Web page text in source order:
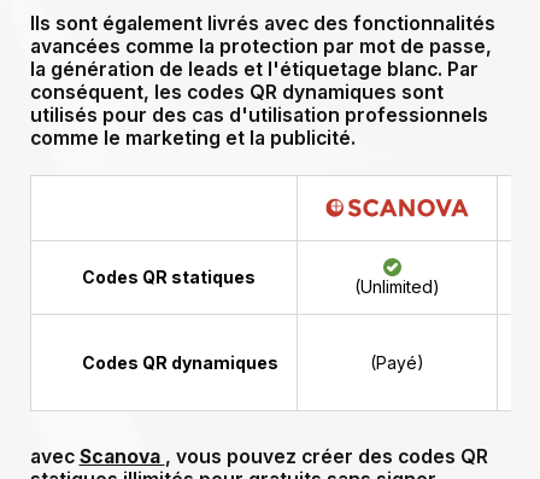
Ils sont également livrés avec des fonctionnalités
avancées comme la protection par mot de passe,
la génération de leads et l'étiquetage blanc. Par
conséquent, les codes QR dynamiques sont
utilisés pour des cas d'utilisation professionnels
comme le marketing et la publicité.
Codes QR statiques (Unlimited)
Codes QR dynamiques (Payé)
avec Scanova , vous pouvez créer des codes QR